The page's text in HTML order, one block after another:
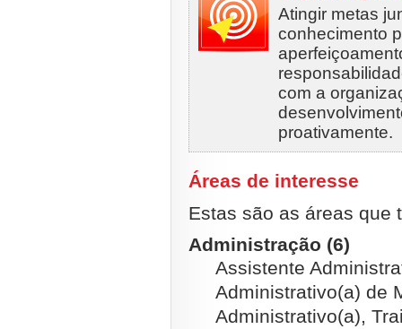
Atingir metas
conhecimento
com a
proativamente.
Áreas de interesse
Estas são as áreas que
Administração (6)
Assistente
Administrativo(a) de
Administrativo(a),